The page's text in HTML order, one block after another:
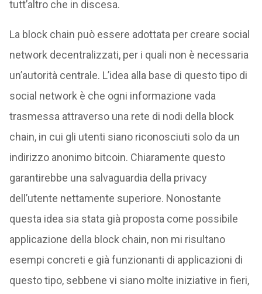
tutt’altro che in discesa.
La block chain può essere adottata per creare social
network decentralizzati, per i quali non è necessaria
un’autorità centrale. L’idea alla base di questo tipo di
social network è che ogni informazione vada
trasmessa attraverso una rete di nodi della block
chain, in cui gli utenti siano riconosciuti solo da un
indirizzo anonimo bitcoin. Chiaramente questo
garantirebbe una salvaguardia della privacy
dell’utente nettamente superiore. Nonostante
questa idea sia stata già proposta come possibile
applicazione della block chain, non mi risultano
esempi concreti e già funzionanti di applicazioni di
questo tipo, sebbene vi siano molte iniziative in fieri,